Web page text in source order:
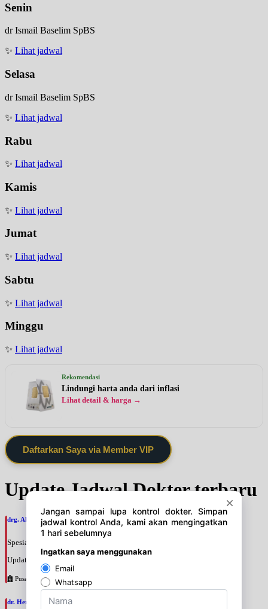
Senin
dr Ismail Baselim SpBS
✨ Lihat jadwal
Selasa
dr Ismail Baselim SpBS
✨ Lihat jadwal
Rabu
✨ Lihat jadwal
Kamis
✨ Lihat jadwal
Jumat
✨ Lihat jadwal
Sabtu
✨ Lihat jadwal
Minggu
✨ Lihat jadwal
Rekomendasi
Lindungi harta anda dari inflasi
Lihat detail & harga →
Daftarkan Saya via Member VIP
Update Jadwal Dokter terbaru
drg. Ahmad Zulkifli, SpBM
Spesialis: Gigi
Update terakhir: 2026-08-06 12:42:05
Pusat Pertamina
dr. Hery Mardani, SpAn